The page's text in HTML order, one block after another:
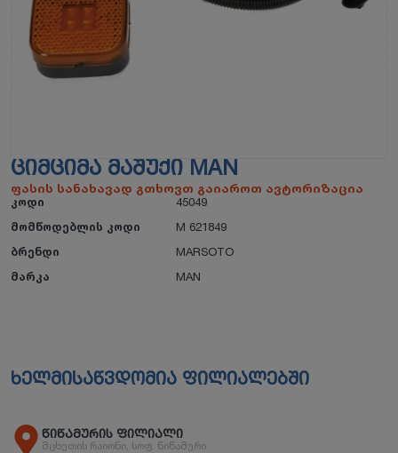
ᲪᲘᲛᲪᲘᲛᲐ ᲛᲐᲨᲣᲥᲘ MAN
ფასის სანახავად გთხოვთ გაიაროთ ავტორიზაცია
კოდი
45049
მომწოდებლის კოდი
M 621849
ბრენდი
MARSOTO
მარკა
MAN
ხელმისაწვდომია ფილიალებში
წიწამურის ფილიალი
მცხეთის რაიონი, სოფ. წიწამური